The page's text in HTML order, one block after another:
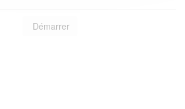
Démarrer